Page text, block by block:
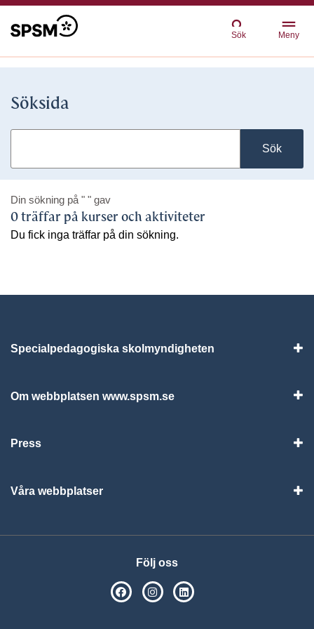
Sök Meny
Söksida
Sök
Din sökning på " " gav
0 träffar på kurser och aktiviteter
Du fick inga träffar på din sökning.
Specialpedagogiska skolmyndigheten
Om webbplatsen www.spsm.se
Press
Våra webbplatser
Följ oss
SPSM på Facebook
SPSM på Instagram